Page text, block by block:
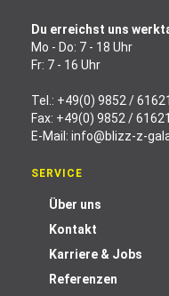
Du erreichst uns
Mo - Do: 7 - 18 Uhr
Fr: 7 - 16 Uhr
Tel.: +49(0) 9852 /
Fax: +49(0) 9852 /
E-Mail: info@blizz-z-
SERVICE
Über uns
Kontakt
Karriere & Jobs
Referenzen